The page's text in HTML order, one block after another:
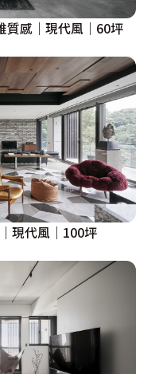
質感｜現代風｜60坪
現代風｜100坪